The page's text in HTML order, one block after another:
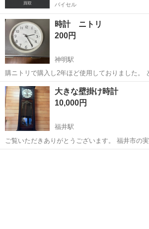
バイセル
時計 ニトリ
200円
神明駅
購ニトリで購入し2年ほど使用しておりました。
たいと思います。 お問い合わせご質問お待ちし
福井 鯖江市 神明駅 時計
大きな壁掛け時計
10,000円
福井駅
ご覧いただきありがとうございます。 福井市の
す。 福井市足羽まで、７月１８日土曜日午後から２０日海の日の午前